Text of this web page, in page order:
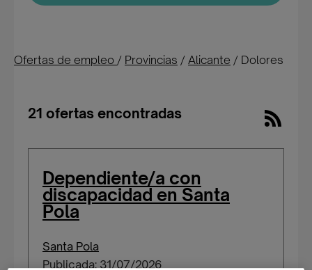
Ofertas de empleo / Provincias / Alicante / Dolores
21 ofertas encontradas
Dependiente/a con
discapacidad en Santa
Pola
Santa Pola
Publicada: 31/07/2026